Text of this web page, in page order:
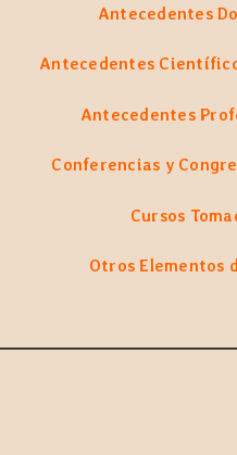
Antecedentes
Antecedentes
Antecedentes
Conferencias y
Cursos
Otros Elementos